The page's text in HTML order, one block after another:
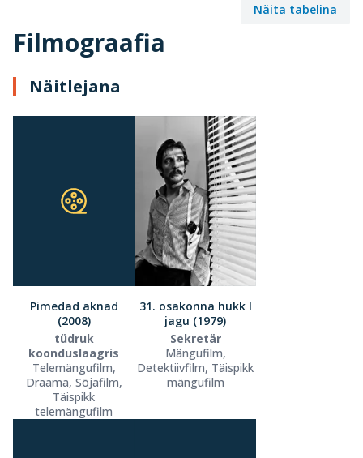
Filmograafia
Näita tabelina
Näitlejana
Pimedad aknad
(2008)
tüdruk
koonduslaagris
Telemängufilm,
Draama, Sõjafilm,
Täispikk
telemängufilm
31. osakonna hukk I
jagu (1979)
Sekretär
Mängufilm,
Detektiivfilm, Täispikk
mängufilm